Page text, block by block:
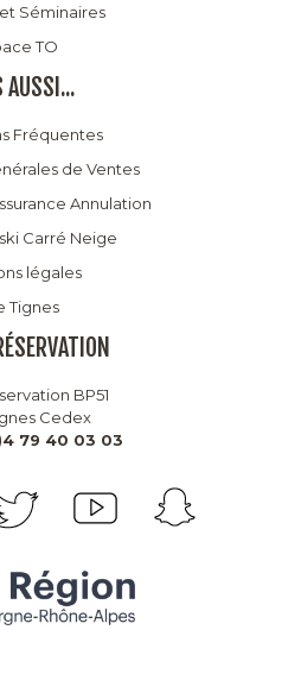
Séminaires
TO
AUSSI...
Fréquentes
de Ventes
Annulation
Carré Neige
légales
Tignes
BP51
Cedex
79 40 03 03